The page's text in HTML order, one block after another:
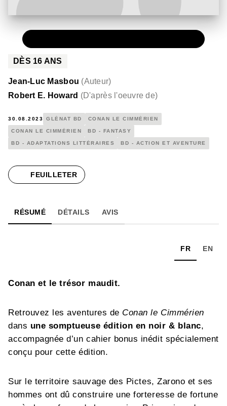
DÈS 16 ANS
Jean-Luc Masbou (Auteur)
Robert E. Howard (D'après l'oeuvre de)
30.08.2023 GLÉNAT BD CONAN LE CIMMÉRIEN
CONAN LE CIMMÉRIEN BD - FANTASY
BD - ADAPTATIONS LITTÉRAIRES BD - ACTION ET AVENTURE
FEUILLETER
RÉSUMÉ DÉTAILS AVIS
FR EN
Conan et le trésor maudit.
Retrouvez les aventures de Conan le Cimmérien
dans une somptueuse édition en noir & blanc,
accompagnée d’un cahier bonus inédit spécialement
conçu pour cette édition.
Sur le territoire sauvage des Pictes, Zarono et ses
hommes ont dû construire une forteresse de fortune